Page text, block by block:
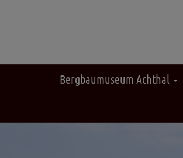
Bergbaumuseum Achthal